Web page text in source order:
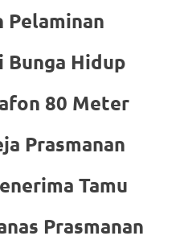
Pelaminan
Bunga Hidup
80 Meter
Prasmanan
Tamu
Prasmanan